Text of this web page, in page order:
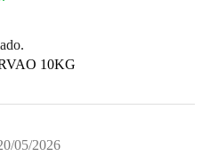
10KG
05/2026